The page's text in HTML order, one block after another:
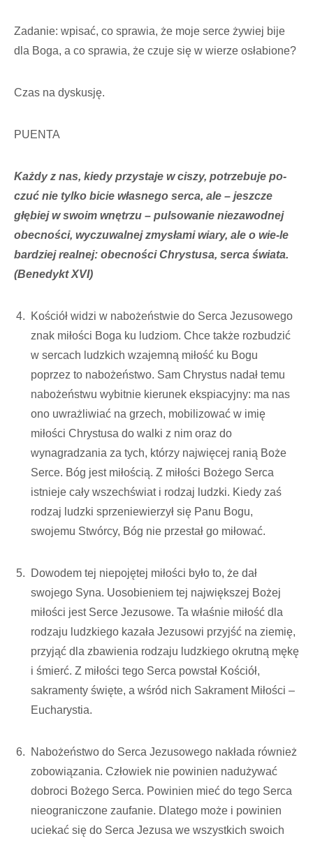
Zadanie: wpisać, co sprawia, że moje serce żywiej bije
dla Boga, a co sprawia, że czuje się w wierze osłabione?
Czas na dyskusję.
PUENTA
Każdy z nas, kiedy przystaje w ciszy, potrzebuje po-
czuć nie tylko bicie własnego serca, ale – jeszcze
głębiej w swoim wnętrzu – pulsowanie niezawodnej
obecności, wyczuwalnej zmysłami wiary, ale o wie-le
bardziej realnej: obecności Chrystusa, serca świata.
(Benedykt XVI)
Kościół widzi w nabożeństwie do Serca Jezusowego
znak miłości Boga ku ludziom. Chce także rozbudzić
w sercach ludzkich wzajemną miłość ku Bogu
poprzez to nabożeństwo. Sam Chrystus nadał temu
nabożeństwu wybitnie kierunek ekspiacyjny: ma nas
ono uwrażliwiać na grzech, mobilizować w imię
miłości Chrystusa do walki z nim oraz do
wynagradzania za tych, którzy najwięcej ranią Boże
Serce. Bóg jest miłością. Z miłości Bożego Serca
istnieje cały wszechświat i rodzaj ludzki. Kiedy zaś
rodzaj ludzki sprzeniewierzył się Panu Bogu,
swojemu Stwórcy, Bóg nie przestał go miłować.
Dowodem tej niepojętej miłości było to, że dał
swojego Syna. Uosobieniem tej największej Bożej
miłości jest Serce Jezusowe. Ta właśnie miłość dla
rodzaju ludzkiego kazała Jezusowi przyjść na ziemię,
przyjąć dla zbawienia rodzaju ludzkiego okrutną mękę
i śmierć. Z miłości tego Serca powstał Kościół,
sakramenty święte, a wśród nich Sakrament Miłości –
Eucharystia.
Nabożeństwo do Serca Jezusowego nakłada również
zobowiązania. Człowiek nie powinien nadużywać
dobroci Bożego Serca. Powinien mieć do tego Serca
nieograniczone zaufanie. Dlatego może i powinien
uciekać się do Serca Jezusa we wszystkich swoich